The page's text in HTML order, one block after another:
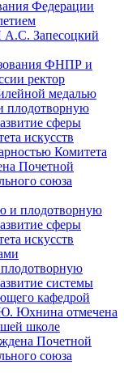
ФНПР и
ректор
медалью
и плодотворную
сферы
искусств